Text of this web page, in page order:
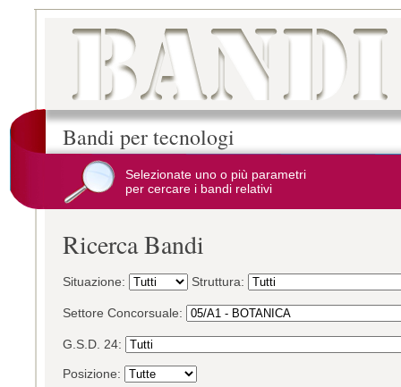
Bandi per tecnologi
Selezionate uno o più parametri
per cercare i bandi relativi
Ricerca Bandi
Situazione: Struttura:
Settore Concorsuale:
G.S.D. 24:
Posizione: